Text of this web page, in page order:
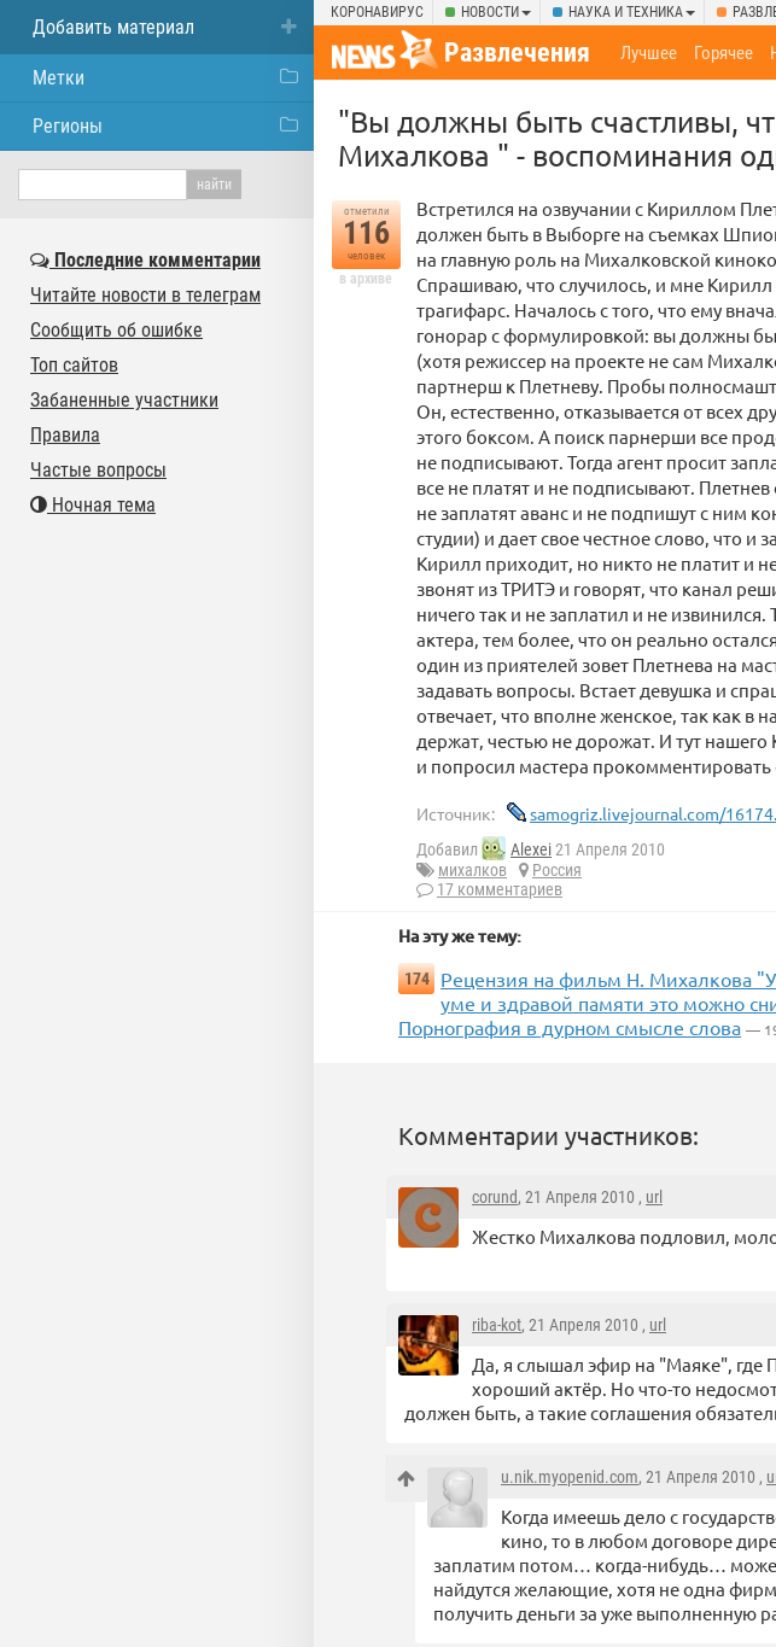
КОРОНАВИРУС НОВОСТИ НАУКА И ТЕХНИКА
Развлечения Лучшее Горячее
"Вы должны быть счастливы,
Михалкова " - воспоминания
отметили
116
человек
в архиве
Встретился на озвучании с Кириллом
должен быть в Выборге на съемках
на главную роль на Михалковской
Спрашиваю, что случилось, и мне Кирилл
трагифарс. Началось с того, что ему
гонорар с формулировкой: вы должны
(хотя режиссер на проекте не сам
партнерш к Плетневу. Пробы
Он, естественно, отказывается от всех
этого боксом. А поиск парнерши все
не подписывают. Тогда агент просит
все не платят и не подписывают.
не заплатят аванс и не подпишут с ним
студии) и дает свое честное слово, что и
Кирилл приходит, но никто не платит и
звонят из ТРИТЭ и говорят, что канал
ничего так и не заплатил и не
актера, тем более, что он реально
один из приятелей зовет Плетнева на
задавать вопросы. Встает девушка и
отвечает, что вполне женское, так как
держат, честью не дорожат. И тут
и попросил мастера
Источник: samogriz.livejournal.com/
Добавил Alexei21 Апреля 2010
михалков
Россия
17 комментариев
На эту же тему:
174
Рецензия на фильм Н. Михалкова
уме и здравой памяти это можно
Порнография в дурном смысле слова —
Комментарии участников:
corund, 21 Апреля 2010 , url
Жестко Михалкова подловил,
riba-kot, 21 Апреля 2010 , url
Да, я слышал эфир на "Маяке", где
хороший актёр. Но что-то
должен быть, а такие соглашения
u.nik.myopenid.com, 21 Апреля 2010 ,
Когда имеешь дело с
кино, то в любом договоре
заплатим потом… когда-нибудь…
найдутся желающие, хотя не одна
получить деньги за уже выполненную
Добавить материал
Метки
Регионы
Последние комментарии
Читайте новости в телеграм
Сообщить об ошибке
Топ сайтов
Забаненные участники
Правила
Частые вопросы
Ночная тема